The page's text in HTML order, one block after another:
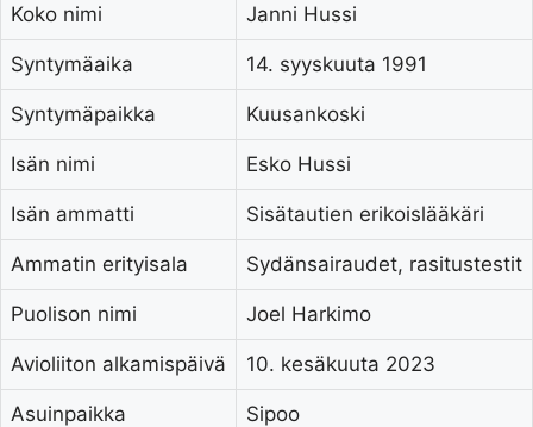
Koko nimi Janni Hussi
Syntymäaika 14. syyskuuta 1991
Syntymäpaikka Kuusankoski
Isän nimi Esko Hussi
Isän ammatti Sisätautien erikoislääkäri
Ammatin erityisala Sydänsairaudet, rasitustestit
Puolison nimi Joel Harkimo
Avioliiton alkamispäivä 10. kesäkuuta 2023
Asuinpaikka Sipoo